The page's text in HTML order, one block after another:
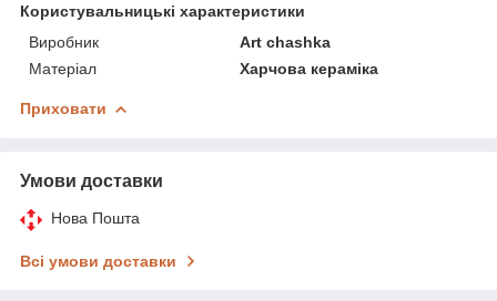
Користувальницькі характеристики
Виробник
Art chashka
Матеріал
Харчова кераміка
Приховати
Умови доставки
Нова Пошта
Всі умови доставки